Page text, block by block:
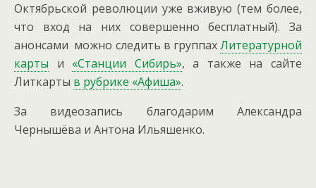
Октябрьской революции уже вживую (тем более,
что вход на них совершенно бесплатный). За
анонсами можно следить в группахЛитературной
карты и «Станции Сибирь», а также на сайте
Литкарты в рубрике «Афиша».
За видеозапись благодарим Александра
Чернышёва и Антона Ильяшенко.